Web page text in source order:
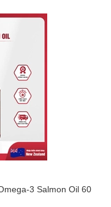
3 Salmon Oil 60